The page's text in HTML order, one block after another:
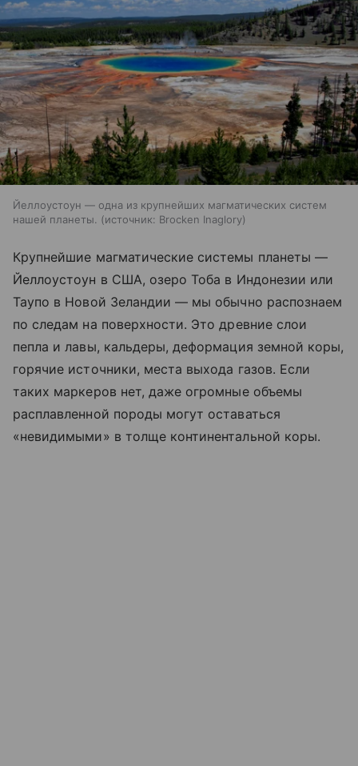
Йеллоустоун — одна из крупнейших магматических систем
нашей планеты.
источник: Brocken Inaglory
Крупнейшие магматические системы планеты —
Йеллоустоун в США, озеро Тоба в Индонезии или
Таупо в Новой Зеландии — мы обычно распознаем
по следам на поверхности. Это древние слои
пепла и лавы, кальдеры, деформация земной коры,
горячие источники, места выхода газов. Если
таких маркеров нет, даже огромные объемы
расплавленной породы могут оставаться
«невидимыми» в толще континентальной коры.